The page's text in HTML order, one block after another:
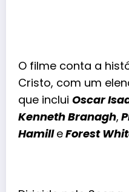
O filme conta a
Cristo, com um
que inclui Oscar
Kenneth Branagh,
HamilleForest